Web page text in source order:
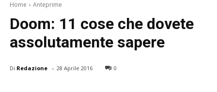
Home Anteprime
Doom: 11 cose che dovete
assolutamente sapere
Di Redazione - 28 Aprile 2016 0